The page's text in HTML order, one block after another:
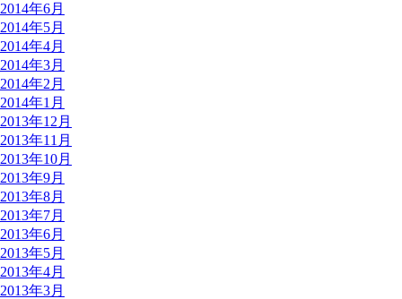
2014年6月
2014年5月
2014年4月
2014年3月
2014年2月
2014年1月
2013年12月
2013年11月
2013年10月
2013年9月
2013年8月
2013年7月
2013年6月
2013年5月
2013年4月
2013年3月